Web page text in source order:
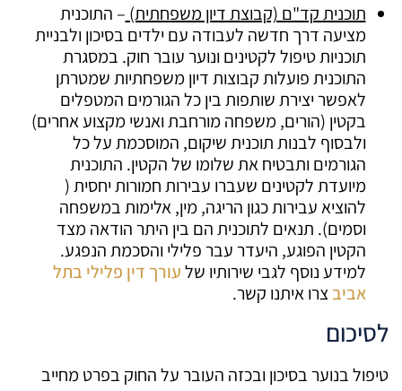
תוכנית קד"ם (קבוצת דיון משפחתית) – התוכנית
מציעה דרך חדשה לעבודה עם ילדים בסיכון ולבניית
תוכניות טיפול לקטינים ונוער עובר חוק. במסגרת
התוכנית פועלות קבוצות דיון משפחתיות שמטרתן
לאפשר יצירת שותפות בין כל הגורמים המטפלים
בקטין (הורים, משפחה מורחבת ואנשי מקצוע אחרים)
ולבסוף לבנות תוכנית שיקום, המוסכמת על כל
הגורמים ותבטיח את שלומו של הקטין. התוכנית
מיועדת לקטינים שעברו עבירות חמורות יחסית (
להוציא עבירות כגון הריגה, מין, אלימות במשפחה
וסמים). תנאים לתוכנית הם בין היתר הודאה מצד
הקטין הפוגע, היעדר עבר פלילי והסכמת הנפגע.
למידע נוסף לגבי שירותיו שלעורך דין פלילי בתל
אביבצרו איתנו קשר.
לסיכום
טיפול בנוער בסיכון ובכזה העובר על החוק בפרט מחייב